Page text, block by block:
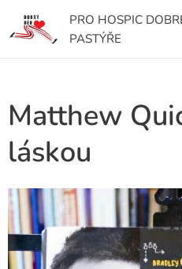
PRO HOSPIC
PASTÝŘE
Matthew
láskou